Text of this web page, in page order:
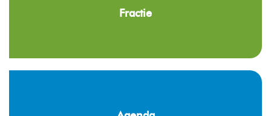
Fractie